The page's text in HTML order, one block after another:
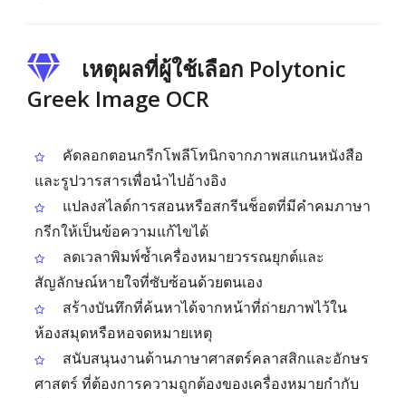
เหตุผลที่ผู้ใช้เลือก Polytonic
Greek Image OCR
คัดลอกตอนกรีกโพลีโทนิกจากภาพสแกนหนังสือ
และรูปวารสารเพื่อนำไปอ้างอิง
แปลงสไลด์การสอนหรือสกรีนช็อตที่มีคำคมภาษา
กรีกให้เป็นข้อความแก้ไขได้
ลดเวลาพิมพ์ซ้ำเครื่องหมายวรรณยุกต์และ
สัญลักษณ์หายใจที่ซับซ้อนด้วยตนเอง
สร้างบันทึกที่ค้นหาได้จากหน้าที่ถ่ายภาพไว้ใน
ห้องสมุดหรือหอจดหมายเหตุ
สนับสนุนงานด้านภาษาศาสตร์คลาสสิกและอักษร
ศาสตร์ ที่ต้องการความถูกต้องของเครื่องหมายกำกับ